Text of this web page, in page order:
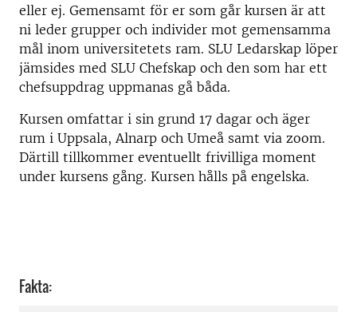
eller ej. Gemensamt för er som går kursen är att
ni leder grupper och individer mot gemensamma
mål inom universitetets ram. SLU Ledarskap löper
jämsides med SLU Chefskap och den som har ett
chefsuppdrag uppmanas gå båda.
Kursen omfattar i sin grund 17 dagar och äger
rum i Uppsala, Alnarp och Umeå samt via zoom.
Därtill tillkommer eventuellt frivilliga moment
under kursens gång. Kursen hålls på engelska.
Fakta: